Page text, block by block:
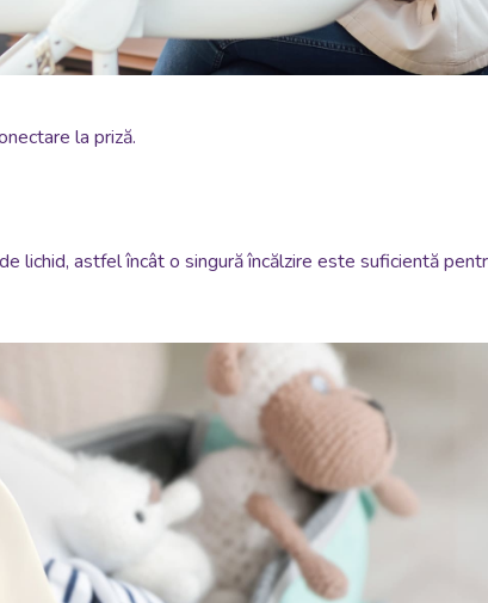
la priză.
lichid, astfel încât o singură încălzire este suficientă